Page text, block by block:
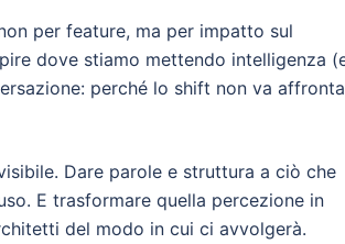
per feature, ma per impatto sul
dove stiamo mettendo intelligenza
perché lo shift non va
Dare parole e struttura a ciò che
E trasformare quella percezione in
del modo in cui ci avvolgerà.